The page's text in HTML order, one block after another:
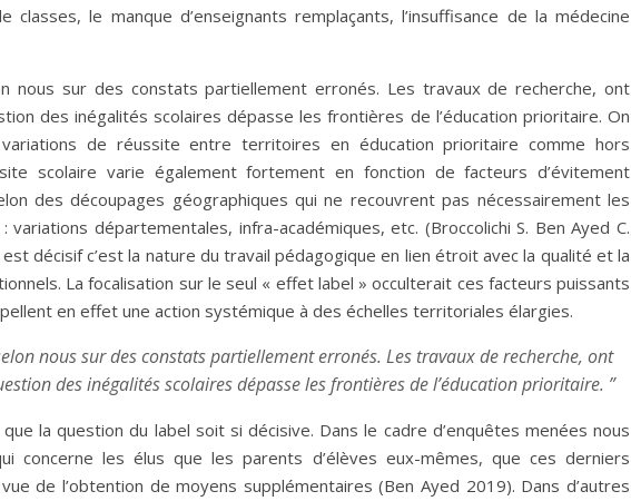
le manque d’enseignants remplaçants, l’insuffisance de la médecine
nous sur des constats partiellement erronés. Les travaux de recherche, ont
des inégalités scolaires dépasse les frontières de l’éducation prioritaire. On
de réussite entre territoires en éducation prioritaire comme hors
scolaire varie également fortement en fonction de facteurs d’évitement
des découpages géographiques qui ne recouvrent pas nécessairement les
variations départementales, infra-académiques, etc. (Broccolichi S. Ben Ayed C.
décisif c’est la nature du travail pédagogique en lien étroit avec la qualité et la
La focalisation sur le seul « effet label » occulterait ces facteurs puissants
en effet une action systémique à des échelles territoriales élargies.
nous sur des constats partiellement erronés. Les travaux de recherche, ont
des inégalités scolaires dépasse les frontières de l’éducation prioritaire. ”
la question du label soit si décisive. Dans le cadre d’enquêtes menées nous
concerne les élus que les parents d’élèves eux-mêmes, que ces derniers
de l’obtention de moyens supplémentaires (Ben Ayed 2019). Dans d’autres